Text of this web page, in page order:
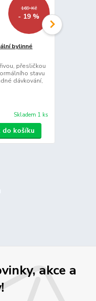
169 Kč
- 19 %
bylinné
přesličkou
stavu
dávkování,
Skladem 1 ks
do košíku
akce a